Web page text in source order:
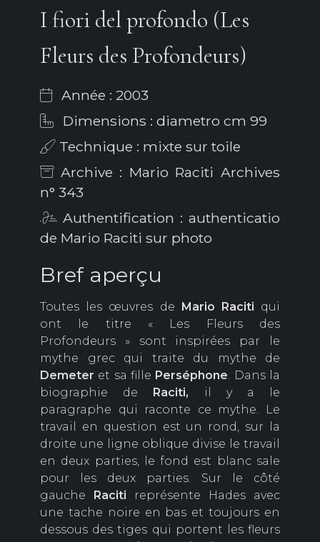
I fiori del profondo (Les
Fleurs des Profondeurs)
Année : 2003
Dimensions : diametro cm 99
Technique : mixte sur toile
Archive : Mario Raciti Archives
n° 343
Authentification : authenticatio
de Mario Raciti sur photo
Bref aperçu
Toutes les œuvres de Mario Raciti qui
ont le titre « Les Fleurs des
Profondeurs » sont inspirées par le
mythe grec qui traite du mythe de
Demeter et sa fille Perséphone . Dans la
biographie de Raciti, il y a le
paragraphe qui raconte ce mythe. Le
travail en question est un rond, sur la
droite une ligne oblique divise le travail
en deux parties, le fond est blanc sale
pour les deux parties. Sur le côté
gauche Raciti représente Hades avec
une tache noire en bas et toujours en
dessous des tiges qui portent les fleurs